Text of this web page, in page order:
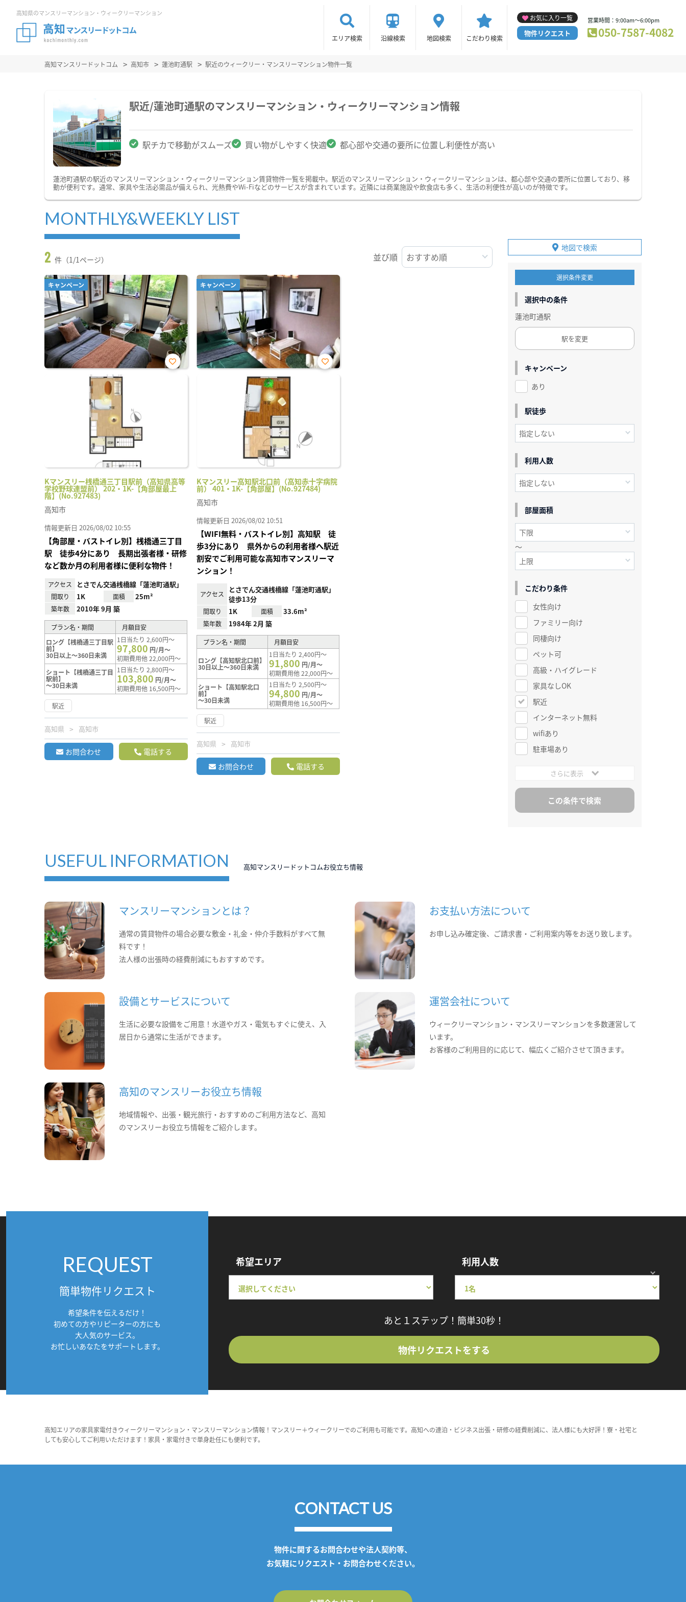
高知県のマンスリーマンション・ウィークリーマンション
エリア検索 沿線検索 地図検索 こだわり検索
お気に入り一覧
物件リクエスト
営業時間：9:00am～6:00pm
050-7587-4082
高知マンスリードットコム 高知市 蓮池町通駅 駅近のウィークリー・マンスリーマンション物件一覧
駅近/蓮池町通駅のマンスリーマンション・ウィークリーマンション情報
駅チカで移動がスムーズ 買い物がしやすく快適 都心部や交通の要所に位置し利便性が高い
蓮池町通駅の駅近のマンスリーマンション・ウィークリーマンション賃貸物件一覧を掲載中。駅近のマンスリーマンション・ウィークリーマンションは、都心部や交通の要所に位置しており、移
動が便利です。通常、家具や生活必需品が備えられ、光熱費やWi-Fiなどのサービスが含まれています。近隣には商業施設や飲食店も多く、生活の利便性が高いのが特徴です。
MONTHLY&WEEKLY LIST
2 件（1/1ページ） 並び順
キャンペーン
Kマンスリー桟橋通三丁目駅前（高知県高等
学校野球連盟前） 202・1K-【角部屋最上
階】(No.927483)
お気
高知市
情報更新日 2026/08/02 10:55
【角部屋・バストイレ別】桟橋通三丁目
駅 徒歩4分にあり 長期出張者様・研修
など数か月の利用者様に便利な物件！
アクセス とさでん交通桟橋線「蓮池町通駅」
間取り 1K 面積 25m²
築年数 2010年 9月 築
プラン名・期間
月額目安
ロング【桟橋通三丁目駅
前】
30日以上～360日未満
1日当たり 2,600円～
97,800 円/月～
初期費用他 22,000円～
ショート【桟橋通三丁目
駅前】
～30日未満
1日当たり 2,800円～
103,800 円/月～
初期費用他 16,500円～
駅近
高知県 高知市
お問合わせ 電話する
キャンペーン
Kマンスリー高知駅北口前（高知赤十字病院
前） 401・1K-【角部屋】(No.927484)
お気
高知市
情報更新日 2026/08/02 10:51
【WIFI無料・バストイレ別】高知駅 徒
歩3分にあり 県外からの利用者様へ駅近
割安でご利用可能な高知市マンスリーマ
ンション！
アクセス
とさでん交通桟橋線「蓮池町通駅」
徒歩13分
間取り 1K 面積 33.6m²
築年数 1984年 2月 築
プラン名・期間 月額目安
ロング【高知駅北口前】
30日以上～360日未満
1日当たり 2,400円～
91,800 円/月～
初期費用他 22,000円～
ショート【高知駅北口
前】
～30日未満
1日当たり 2,500円～
94,800 円/月～
初期費用他 16,500円～
駅近
高知県 高知市
お問合わせ 電話する
地図で検索
選択条件変更
選択中の条件
蓮池町通駅
駅を変更
キャンペーン
あり
駅徒歩
利用人数
部屋面積
～
こだわり条件
女性向け
ファミリー向け
同棲向け
ペット可
高級・ハイグレード
家具なしOK
駅近
インターネット無料
wifiあり
駐車場あり
さらに表示
USEFUL INFORMATION 高知マンスリードットコムお役立ち情報
マンスリーマンションとは？
通常の賃貸物件の場合必要な敷金・礼金・仲介手数料がすべて無
料です！
法人様の出張時の経費削減にもおすすめです。
お支払い方法について
お申し込み確定後、ご請求書・ご利用案内等をお送り致します。
設備とサービスについて
生活に必要な設備をご用意！水道やガス・電気もすぐに使え、入
居日から通常に生活ができます。
運営会社について
ウィークリーマンション・マンスリーマンションを多数運営して
います。
お客様のご利用目的に応じて、幅広くご紹介させて頂きます。
高知のマンスリーお役立ち情報
地域情報や、出張・観光旅行・おすすめのご利用方法など、高知
のマンスリーお役立ち情報をご紹介します。
REQUEST
簡単物件リクエスト
希望条件を伝えるだけ！
初めての方やリピーターの方にも
大人気のサービス。
お忙しいあなたをサポートします。
希望エリア 利用人数
あと１ステップ！簡単30秒！
物件リクエストをする
高知エリアの家具家電付きウィークリーマンション・マンスリーマンション情報！マンスリー＋ウィークリーでのご利用も可能です。高知への連泊・ビジネス出張・研修の経費削減に、法人様にも大好評！寮・社宅と
しても安心してご利用いただけます！家具・家電付きで単身赴任にも便利です。
CONTACT US
物件に関するお問合わせや法人契約等、
お気軽にリクエスト・お問合わせください。